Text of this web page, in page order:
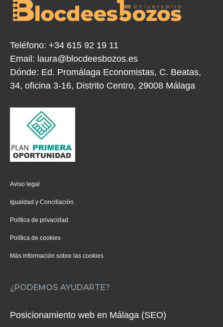
Teléfono: +34 615 92 19 11
Email: laura@blocdeesbozos.es
Dónde: Ed. Promálaga Economistas, C. Beatas,
34, oficina 3-16, Distrito Centro, 29008 Málaga
Aviso legal
Igualdad y Conciliación
Política de privacidad
Política de cookies
Más información sobre las cookies
¿PODEMOS AYUDARTE?
Posicionamiento web en Málaga (SEO)